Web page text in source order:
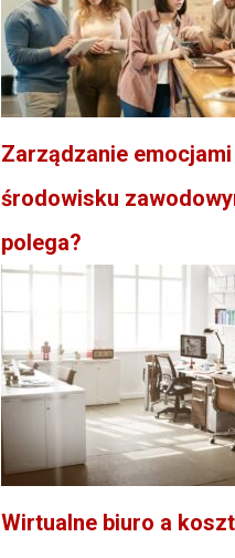
Zarządzanie
środowisku
polega?
Wirtualne biuro a